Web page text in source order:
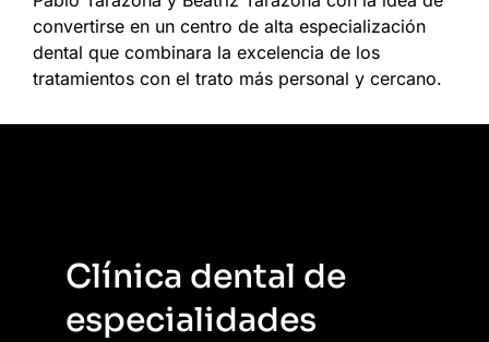
convertirse en un centro de alta especialización
dental que combinara la excelencia de los
tratamientos con el trato más personal y cercano.
Clínica dental de
especialidades